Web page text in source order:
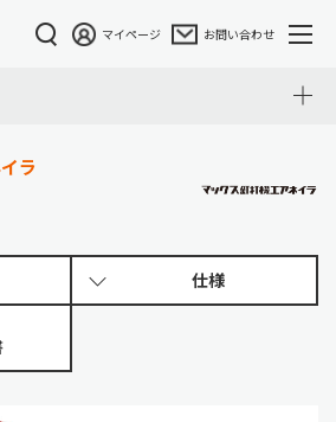
マイページ お問い合わせ
ラ
仕様